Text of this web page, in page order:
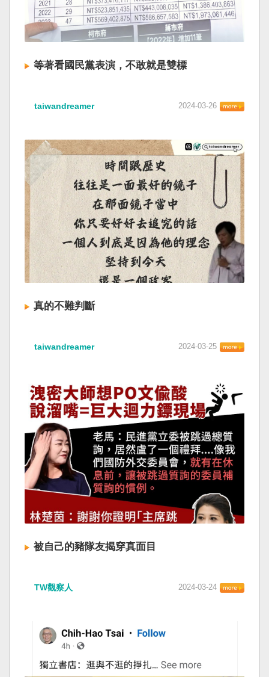
等著看國民黨表演，不敢就是雙標
taiwandreamer 2024-03-26
真的不難判斷
taiwandreamer 2024-03-25
被自己的豬隊友揭穿真面目
TW觀察人 2024-03-24